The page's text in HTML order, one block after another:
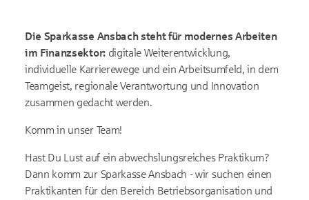
Die Sparkasse Ansbach steht für modernes Arbeiten
im Finanzsektor: digitale Weiterentwicklung,
individuelle Karrierewege und ein Arbeitsumfeld, in dem
Teamgeist, regionale Verantwortung und Innovation
zusammen gedacht werden.
Komm in unser Team!
Hast Du Lust auf ein abwechslungsreiches Praktikum?
Dann komm zur Sparkasse Ansbach - wir suchen einen
Praktikanten für den Bereich Betriebsorganisation und